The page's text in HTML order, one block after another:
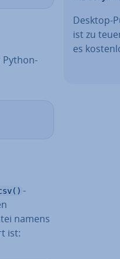
Python-
-
namens
ist:
Desktop-
ist zu
es